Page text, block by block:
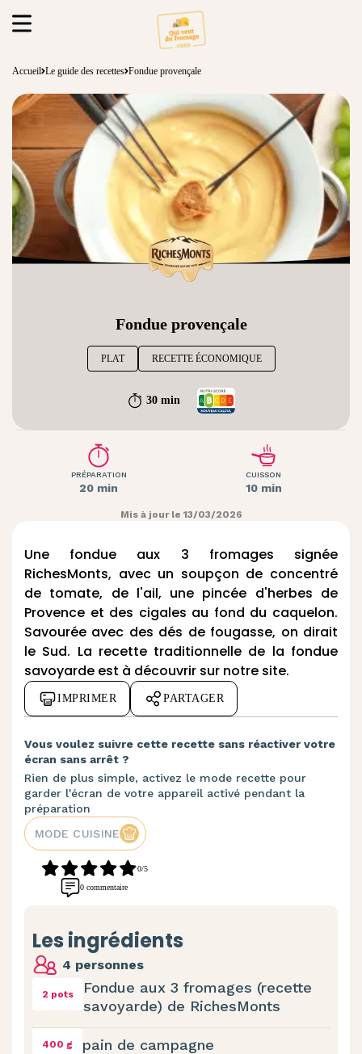
Accueil Le guide des recettes Fondue provençale
Fondue provençale
PLAT RECETTE ÉCONOMIQUE
30 min
PRÉPARATION
20 min
CUISSON
10 min
Mis à jour le 13/03/2026
Une fondue aux 3 fromages signée
RichesMonts, avec un soupçon de concentré
de tomate, de l'ail, une pincée d'herbes de
Provence et des cigales au fond du caquelon.
Savourée avec des dés de fougasse, on dirait
le Sud. La recette traditionnelle de la fondue
savoyarde est à découvrir sur notre site.
IMPRIMER PARTAGER
Vous voulez suivre cette recette sans réactiver votre
écran sans arrêt ?
Rien de plus simple, activez le mode recette pour
garder l'écran de votre appareil activé pendant la
préparation
MODE CUISINE
0/5
0 commentaire
Les ingrédients
4 personnes
2 pots
Fondue aux 3 fromages (recette
savoyarde) de RichesMonts
400 g pain de campagne